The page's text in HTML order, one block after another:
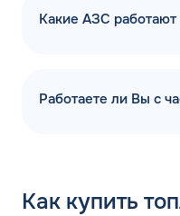
Какие АЗС работают
Работаете ли Вы с
Как купить